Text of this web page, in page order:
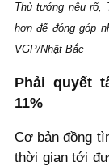
Thủ tướng nêu rõ,
hơn để đóng góp
VGP/Nhật Bắc
Phải quyết
11%
Cơ bản đồng
thời gian tới